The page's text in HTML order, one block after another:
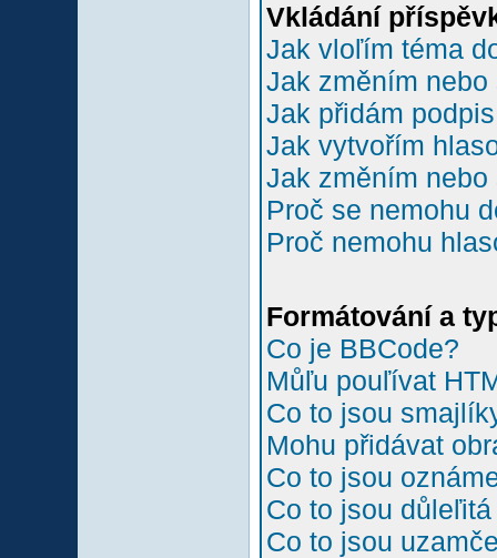
Vkládání
Jak vloľím téma
Jak změním
Jak přidám
Jak vytvořím
Jak změním
Proč se nemohu
Proč nemohu
Formátování a
Co je BBCode?
Můľu pouľívat
Co to jsou
Mohu přidávat
Co to jsou
Co to jsou
Co to jsou